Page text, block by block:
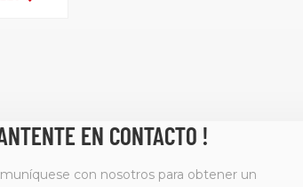
EN CONTACTO !
con nosotros para obtener un